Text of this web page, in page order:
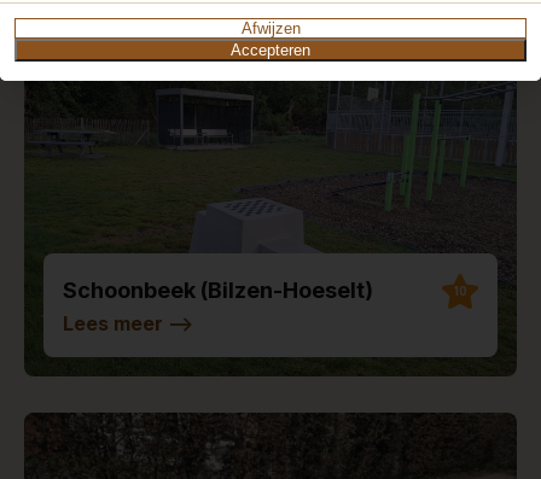
Afwijzen
Accepteren
Schoonbeek (Bilzen-Hoeselt) 10
Lees meer -->